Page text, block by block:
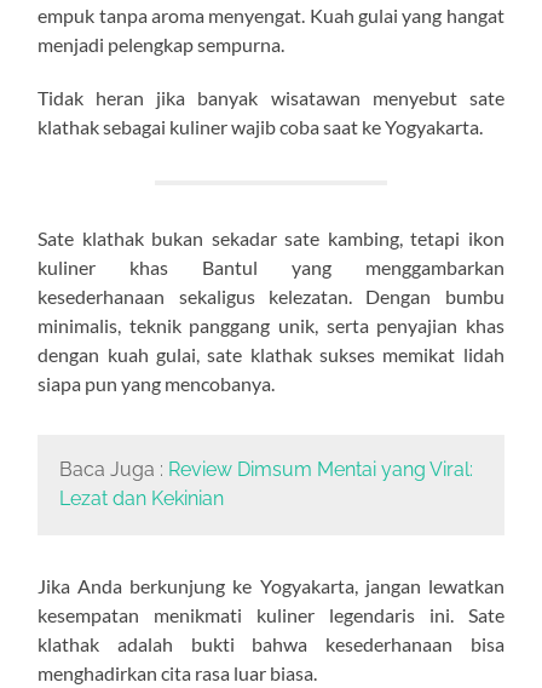
empuk tanpa aroma menyengat. Kuah gulai yang hangat
menjadi pelengkap sempurna.
Tidak heran jika banyak wisatawan menyebut sate
klathak sebagai kuliner wajib coba saat ke Yogyakarta.
Sate klathak bukan sekadar sate kambing, tetapi ikon
kuliner khas Bantul yang menggambarkan
kesederhanaan sekaligus kelezatan. Dengan bumbu
minimalis, teknik panggang unik, serta penyajian khas
dengan kuah gulai, sate klathak sukses memikat lidah
siapa pun yang mencobanya.
Baca Juga : Review Dimsum Mentai yang Viral:
Lezat dan Kekinian
Jika Anda berkunjung ke Yogyakarta, jangan lewatkan
kesempatan menikmati kuliner legendaris ini. Sate
klathak adalah bukti bahwa kesederhanaan bisa
menghadirkan cita rasa luar biasa.